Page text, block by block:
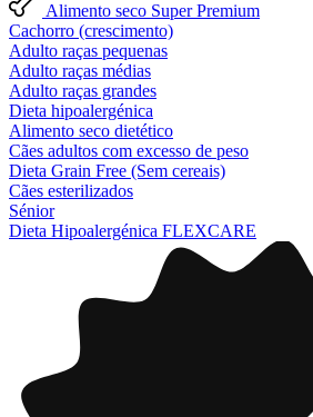
Alimento seco Super Premium
Cachorro (crescimento)
Adulto raças pequenas
Adulto raças médias
Adulto raças grandes
Dieta hipoalergénica
Alimento seco dietético
Cães adultos com excesso de peso
Dieta Grain Free (Sem cereais)
Cães esterilizados
Sénior
Dieta Hipoalergénica FLEXCARE